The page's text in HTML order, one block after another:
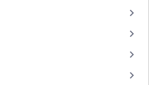
keyboard_arrow_right
keyboard_arrow_right
keyboard_arrow_right
keyboard_arrow_right